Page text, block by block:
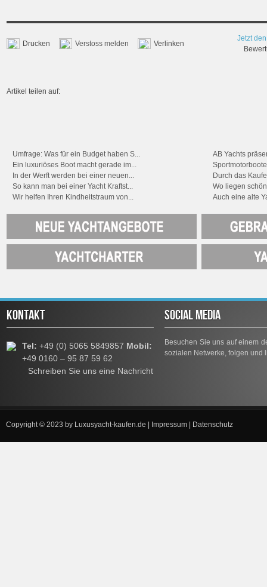
Drucken Verstoss melden Verlinken
Jetzt
Artikel teilen auf:
Umfrage: Was für ein Budget haben S...
AB Yachts
Ein luxuriöses Boot macht gerade im...
In der Werft werden bei einer neuen...
Durch das
So kann man bei einer Yacht Kraftst...
Wo liegen
Wir helfen Ihren Kindheitstraum von...
Auch eine alte
KONTAKT
Tel: +49 (0) 5065 5849857 Mobil:
+49 0160 – 95 87 59 62
Schreiben Sie uns eine Nachricht
SOCIAL MEDIA
Besuchen Sie uns auf einem
sozialen Netwerke, folgen und
Copyright © 2023 by Luxusyacht-kaufen.de Impressum Datenschutz